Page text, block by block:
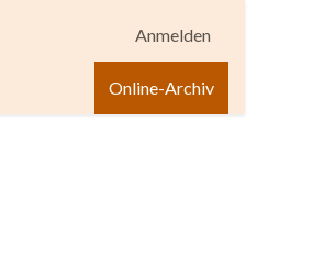
Anmelden
Online-Archiv